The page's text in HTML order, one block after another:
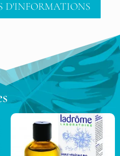
D'INFORMATIONS